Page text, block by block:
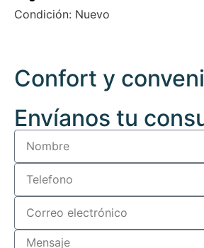
Condición: Nuevo
Confort y
Envíanos tu